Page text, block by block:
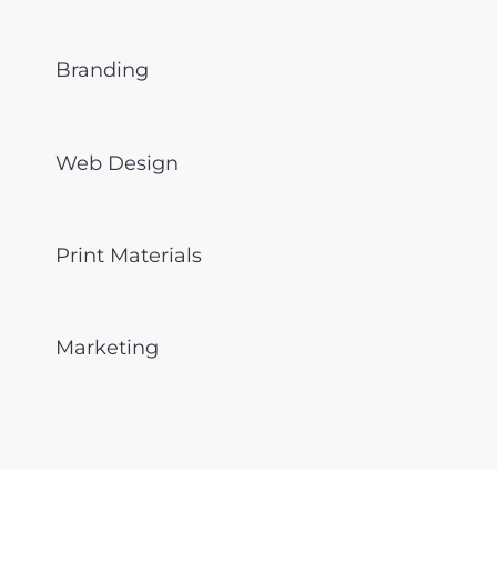
Branding
Web Design
Print Materials
Marketing